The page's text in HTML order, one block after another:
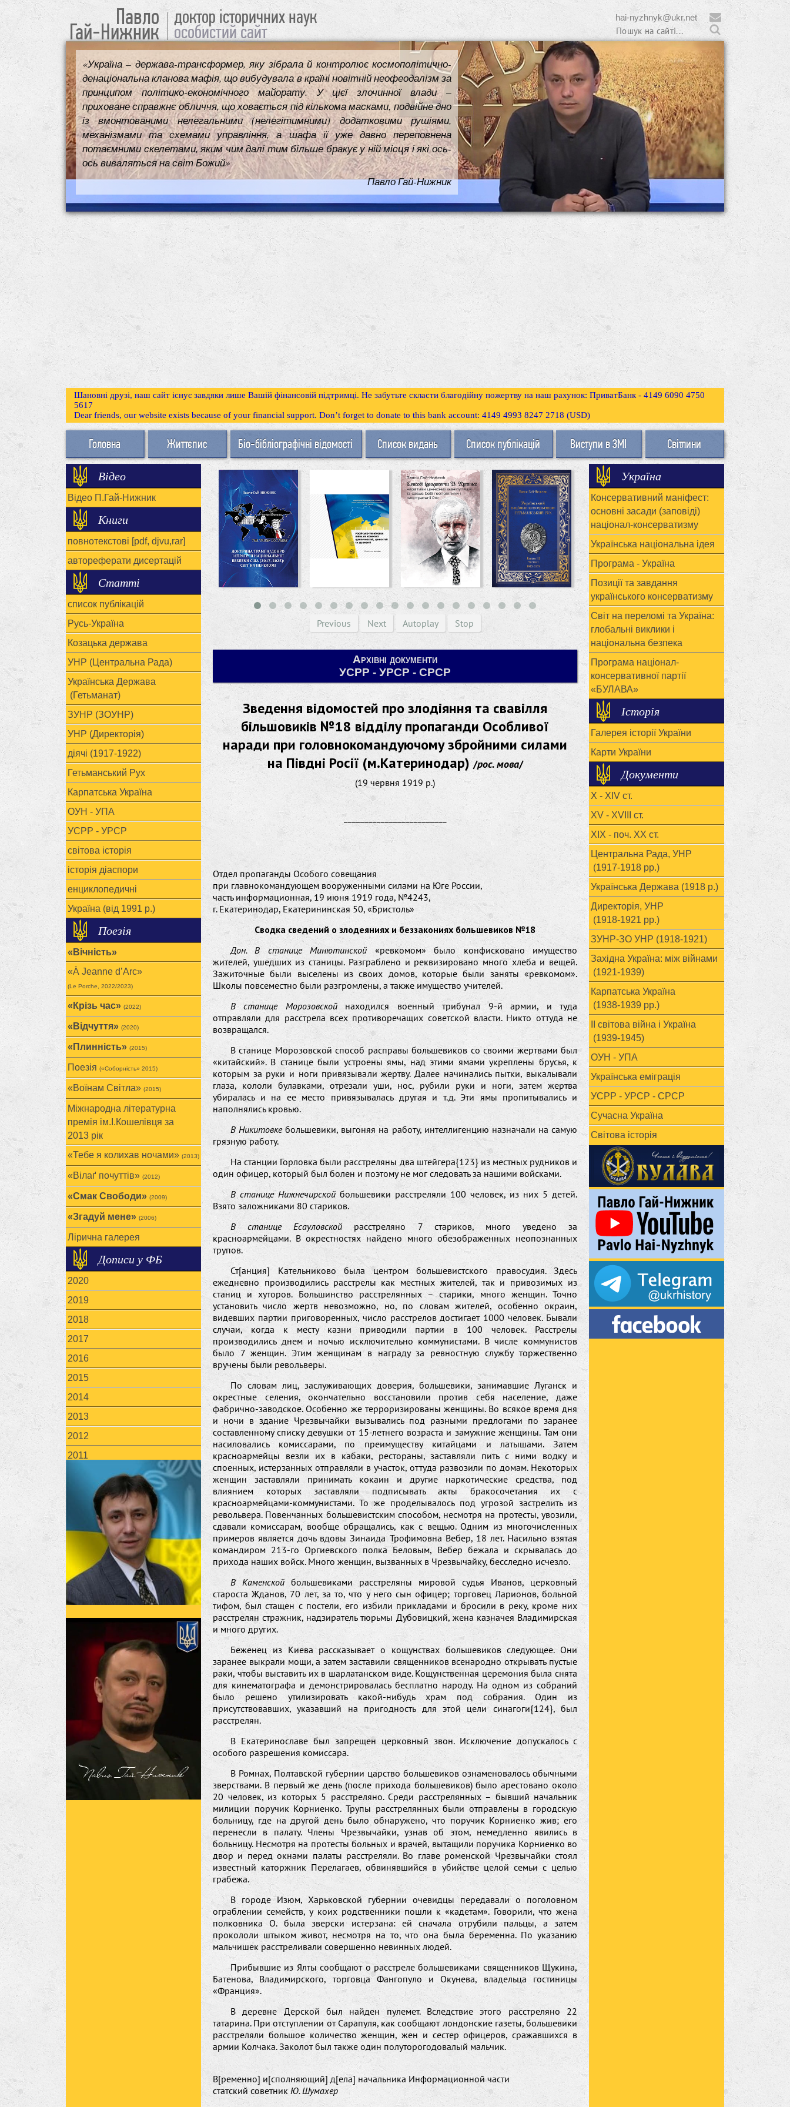
Павло
Гай-Нижник
доктор історичних наук
особистий сайт
hai-nyzhnyk@ukr.net
«Україна – держава-трансформер, яку зібрала й контролює космополітично-
денаціональна кланова мафія, що вибудувала в країні новітній неофеодалізм за
принципом політико-економічного майорату. У цієї злочинної влади –
приховане справжнє обличчя, що ховається під кількома масками, подвійне дно
із вмонтованими нелегальними (нелегітимними) додатковими рушіями,
механізмами та схемами управління, а шафа її уже давно переповнена
потаємними скелетами, яким чим далі тим більше бракує у ній місця і які ось-
ось виваляться на світ Божий»
Павло Гай-Нижник
Шановні друзі, наш сайт існує завдяки лише Вашій фінансовій підтримці. Не забутьте скласти благодійну пожертву на наш рахунок: ПриватБанк - 4149 6090 4750
5617
Dear friends, our website exists because of your financial support. Don’t forget to donate to this bank account: 4149 4993 8247 2718 (USD)
Головна Життєпис Біо-бібліографічні відомості Список видань Список публікацій Виступи в ЗМІ Світлини
Відео
Відео П.Гай-Нижник
Книги
повнотекстові [pdf, djvu,rar]
автореферати дисертацій
Статті
список публікацій
Русь-Україна
Козацька держава
УНР (Центральна Рада)
Українська Держава
(Гетьманат)
ЗУНР (ЗОУНР)
УНР (Директорія)
діячі (1917-1922)
Гетьманський Рух
Карпатська Україна
ОУН - УПА
УСРР - УРСР
світова історія
історія діаспори
енциклопедичні
Україна (від 1991 р.)
Поезія
«Вічність»
«À Jeanne d’Arc»
(Le Porche, 2022/2023)
«Крізь час» (2022)
«Відчуття» (2020)
«Плинність» (2015)
Поезія («Соборність» 2015)
«Воїнам Cвітла» (2015)
Міжнародна літературна
премія ім.І.Кошелівця за
2013 рік
«Тебе я колихав ночами» (2013)
«Вілаґ почуттів» (2012)
«Смак Свободи» (2009)
«Згадуй мене» (2006)
Лірична галерея
Дописи у ФБ
2020
2019
2018
2017
2016
2015
2014
2013
2012
2011
Previous Next Autoplay Stop
Архівні документи
УСРР - УРСР - СРСР
Зведення відомостей про злодіяння та свавілля
більшовиків №18 відділу пропаганди Особливої
наради при головнокомандуючому збройними силами
на Півдні Росії (м.Катеринодар)/рос. мова/
(19 червня 1919 р.)
_________________________
Отдел пропаганды Особого совещания
при главнокомандующем вооруженными силами на Юге России,
часть информационная, 19 июня 1919 года, №4243,
г. Екатеринодар, Екатерининская 50, «Бристоль»
Сводка сведений о злодеяниях и беззакониях большевиков №18
Дон. В станице Минютинской «ревкомом» было конфисковано имущество
жителей, ушедших из станицы. Разграблено и реквизировано много хлеба и вещей.
Зажиточные были выселены из своих домов, которые были заняты «ревкомом».
Школы повсеместно были разгромлены, а также имущество учителей.
В станице Морозовскойнаходился военный трибунал 9-й армии, и туда
отправляли для расстрела всех противоречащих советской власти. Никто оттуда не
возвращался.
В станице Морозовской способ расправы большевиков со своими жертвами был
«китайский». В станице были устроены ямы, над этими ямами укреплены брусья, к
которым за руки и ноги привязывали жертву. Далее начинались пытки, выкалывали
глаза, кололи булавками, отрезали уши, нос, рубили руки и ноги, затем жертва
убиралась и на ее место привязывалась другая и т.д. Эти ямы пропитывались и
наполнялись кровью.
В Никитовкебольшевики, выгоняя на работу, интеллигенцию назначали на самую
грязную работу.
На станции Горловка были расстреляны два штейгера{123} из местных рудников и
один офицер, который был болен и поэтому не мог следовать за нашими войсками.
В станице Нижнечирской большевики расстреляли 100 человек, из них 5 детей.
Взято заложниками 80 стариков.
В станице Есауловской расстреляно 7 стариков, много уведено за
красноармейцами. В окрестностях найдено много обезображенных неопознанных
трупов.
Ст[анция] Кательниково была центром большевистского правосудия. Здесь
ежедневно производились расстрелы как местных жителей, так и привозимых из
станиц и хуторов. Большинство расстрелянных – старики, много женщин. Точно
установить число жертв невозможно, но, по словам жителей, особенно окраин,
видевших партии приговоренных, число расстрелов достигает 1000 человек. Бывали
случаи, когда к месту казни приводили партии в 100 человек. Расстрелы
производились днем и ночью исключительно коммунистами. В числе коммунистов
было 7 женщин. Этим женщинам в награду за ревностную службу торжественно
вручены были револьверы.
По словам лиц, заслуживающих доверия, большевики, занимавшие Луганск и
окрестные селения, окончательно восстановили против себя население, даже
фабрично-заводское. Особенно же терроризированы женщины. Во всякое время дня
и ночи в здание Чрезвычайки вызывались под разными предлогами по заранее
составленному списку девушки от 15-летнего возраста и замужние женщины. Там они
насиловались комиссарами, по преимуществу китайцами и латышами. Затем
красноармейцы везли их в кабаки, рестораны, заставляли пить с ними водку и
споенных, истерзанных отправляли в участок, оттуда развозили по домам. Некоторых
женщин заставляли принимать кокаин и другие наркотические средства, под
влиянием которых заставляли подписывать акты бракосочетания их с
красноармейцами-коммунистами. То же проделывалось под угрозой застрелить из
револьвера. Повенчанных большевистским способом, несмотря на протесты, увозили,
сдавали комиссарам, вообще обращались, как с вещью. Одним из многочисленных
примеров является дочь вдовы Зинаида Трофимовна Вебер, 18 лет. Насильно взятая
командиром 213-го Оргиевского полка Беловым, Вебер бежала и скрывалась до
прихода наших войск. Много женщин, вызванных в Чрезвычайку, бесследно исчезло.
В Каменской большевиками расстреляны мировой судья Иванов, церковный
староста Жданов, 70 лет, за то, что у него сын офицер; торговец Ларионов, больной
тифом, был стащен с постели, его избили прикладами и бросили в реку, кроме них
расстрелян стражник, надзиратель тюрьмы Дубовицкий, жена казначея Владимирская
и много других.
Беженец из Киева рассказывает о кощунствах большевиков следующее. Они
заранее выкрали мощи, а затем заставили священников всенародно открывать пустые
раки, чтобы выставить их в шарлатанском виде. Кощунственная церемония была снята
для кинематографа и демонстрировалась бесплатно народу. На одном из собраний
было решено утилизировать какой-нибудь храм под собрания. Один из
присутствовавших, указавший на пригодность для этой цели синагоги{124}, был
расстрелян.
В Екатеринославе был запрещен церковный звон. Исключение допускалось с
особого разрешения комиссара.
В Ромнах, Полтавской губернии царство большевиков ознаменовалось обычными
зверствами. В первый же день (после прихода большевиков) было арестовано около
20 человек, из которых 5 расстреляно. Среди расстрелянных – бывший начальник
милиции поручик Корниенко. Трупы расстрелянных были отправлены в городскую
больницу, где на другой день было обнаружено, что поручик Корниенко жив; его
перенесли в палату. Члены Чрезвычайки, узнав об этом, немедленно явились в
больницу. Несмотря на протесты больных и врачей, вытащили поручика Корниенко во
двор и перед окнами палаты расстреляли. Во главе роменской Чрезвычайки стоял
известный каторжник Перелагаев, обвинявшийся в убийстве целой семьи с целью
грабежа.
В городе Изюм, Харьковской губернии очевидцы передавали о поголовном
ограблении семейств, у коих родственники пошли к «кадетам». Говорили, что жена
полковника О. была зверски истерзана: ей сначала отрубили пальцы, а затем
прокололи штыком живот, несмотря на то, что она была беременна. По указанию
мальчишек расстреливали совершенно невинных людей.
Прибывшие из Ялты сообщают о расстреле большевиками священников Щукина,
Батенова, Владимирского, торговца Фангопуло и Окунева, владельца гостиницы
«Франция».
В деревне Дерской был найден пулемет. Вследствие этого расстреляно 22
татарина. При отступлении от Сарапуля, как сообщают лондонские газеты, большевики
расстреляли большое количество женщин, жен и сестер офицеров, сражавшихся в
армии Колчака. Заколот был также один полуторогодовалый мальчик.
В[ременно] и[сполняющий] д[ела] начальника Информационной части
статский советник Ю. Шумахер
Україна
Консервативний маніфест:
основні засади (заповіді)
націонал-консерватизму
Українська національна ідея
Програма - Україна
Позиції та завдання
українського консерватизму
Світ на переломі та Україна:
глобальні виклики і
національна безпека
Програма націонал-
консервативної партії
«БУЛАВА»
Історія
Галерея історії України
Карти України
Документи
X - XIV ст.
XV - XVIII ст.
ХІХ - поч. ХХ ст.
Центральна Рада, УНР
(1917-1918 рр.)
Українська Держава (1918 р.)
Директорія, УНР
(1918-1921 рр.)
ЗУНР-ЗО УНР (1918-1921)
Західна Україна: між війнами
(1921-1939)
Карпатська Україна
(1938-1939 рр.)
ІІ світова війна і Україна
(1939-1945)
ОУН - УПА
Українська еміграція
УСРР - УРСР - СРСР
Сучасна Україна
Світова історія